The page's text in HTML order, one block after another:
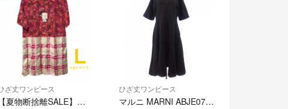
ざ丈ワンピース
【夏物断捨離SALE】〈新品未使用〉 UNIQLO×MARNI オープンカラープリーツワンピース ピンク Lサイズ 大きいサイズ
ひざ丈ワンピース
マルニ MARNI ABJE0731L0 ワンピース